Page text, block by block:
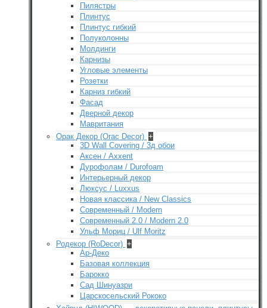
Пилястры
Плинтус
Плинтус гибкий
Полуколонны
Молдинги
Карнизы
Угловые элементы
Розетки
Карниз гибкий
Фасад
Дверной декор
Мавритания
Орак Декор (Orac Decor) +
3D Wall Covering / 3д обои
Аксен / Axxent
Дурофолам / Durofoam
Интерьерный декор
Люксус / Luxxus
Новая классика / New Classics
Современный / Modern
Современный 2.0 / Modern 2.0
Ульф Мориц / Ulf Moritz
Родекор (RoDecor) +
Ар-Деко
Базовая коллекция
Барокко
Сад Шинуазри
Царскосельский Рококо